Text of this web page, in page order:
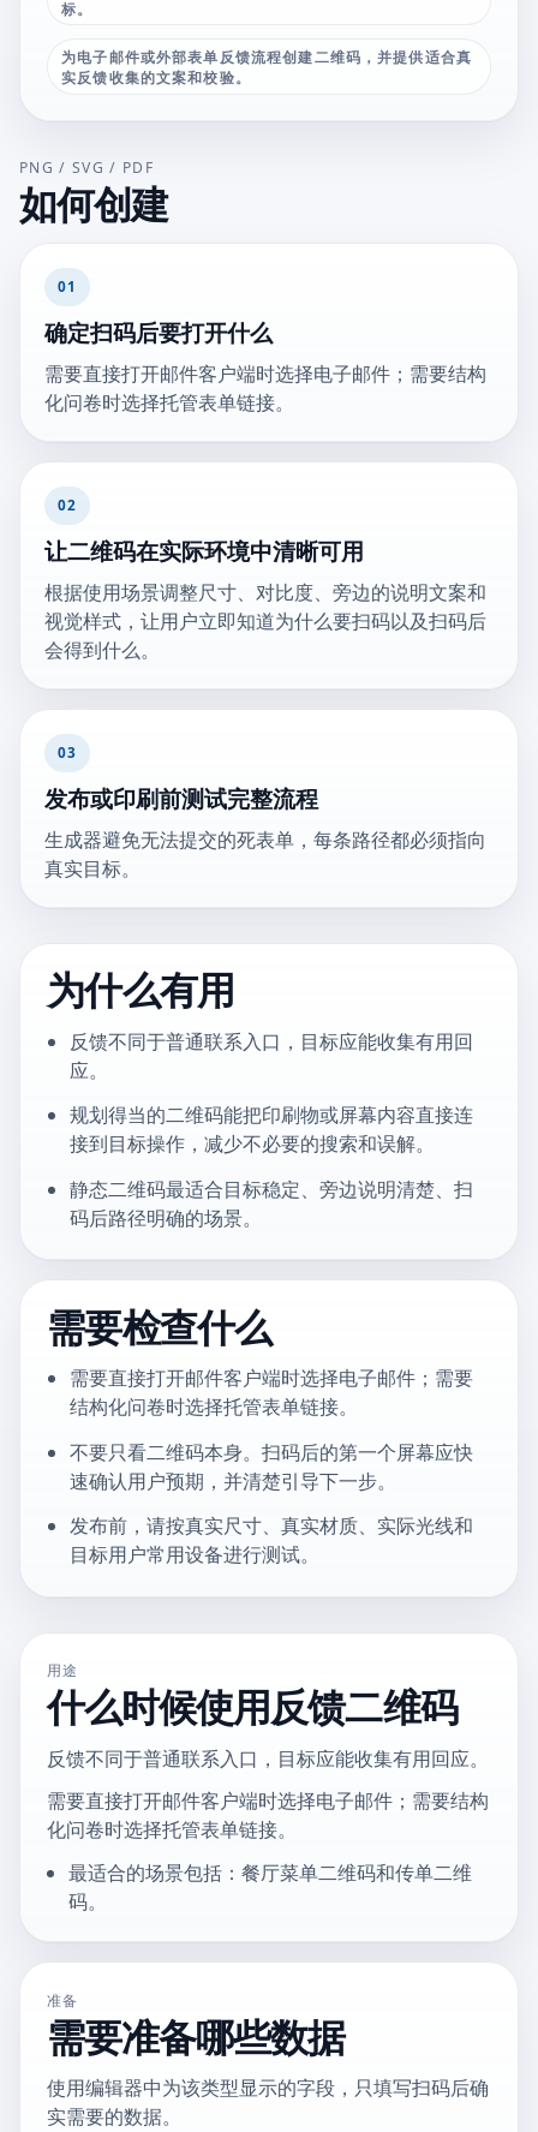
标。
为电子邮件或外部表单反馈流程创建二维码，并提供适合真
实反馈收集的文案和校验。
PNG / SVG / PDF
如何创建
01
确定扫码后要打开什么
需要直接打开邮件客户端时选择电子邮件；需要结构
化问卷时选择托管表单链接。
02
让二维码在实际环境中清晰可用
根据使用场景调整尺寸、对比度、旁边的说明文案和
视觉样式，让用户立即知道为什么要扫码以及扫码后
会得到什么。
03
发布或印刷前测试完整流程
生成器避免无法提交的死表单，每条路径都必须指向
真实目标。
为什么有用
反馈不同于普通联系入口，目标应能收集有用回
应。
规划得当的二维码能把印刷物或屏幕内容直接连
接到目标操作，减少不必要的搜索和误解。
静态二维码最适合目标稳定、旁边说明清楚、扫
码后路径明确的场景。
需要检查什么
需要直接打开邮件客户端时选择电子邮件；需要
结构化问卷时选择托管表单链接。
不要只看二维码本身。扫码后的第一个屏幕应快
速确认用户预期，并清楚引导下一步。
发布前，请按真实尺寸、真实材质、实际光线和
目标用户常用设备进行测试。
用途
什么时候使用反馈二维码
反馈不同于普通联系入口，目标应能收集有用回应。
需要直接打开邮件客户端时选择电子邮件；需要结构
化问卷时选择托管表单链接。
最适合的场景包括：餐厅菜单二维码和传单二维
码。
准备
需要准备哪些数据
使用编辑器中为该类型显示的字段，只填写扫码后确
实需要的数据。